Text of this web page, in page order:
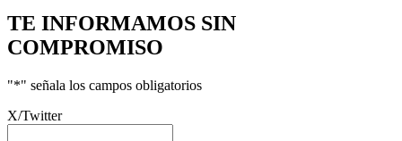
TE INFORMAMOS SIN
COMPROMISO
"*" señala los campos obligatorios
X/Twitter